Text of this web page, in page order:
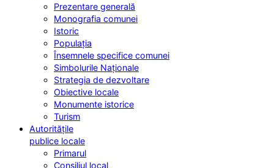
Prezentare generală
Monografia comunei
Istoric
Populația
Însemnele specifice comunei
Simbolurile Naționale
Strategia de dezvoltare
Obiective locale
Monumente istorice
Turism
Autoritățile
publice locale
Primarul
Consiliul local